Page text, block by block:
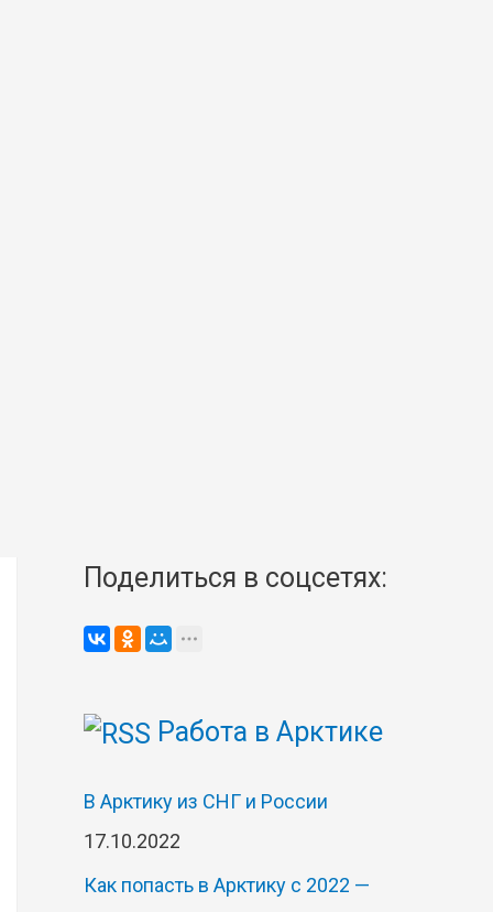
Поделиться в соцсетях:
Работа в Арктике
В Арктику из СНГ и России
17.10.2022
Как попасть в Арктику с 2022 —